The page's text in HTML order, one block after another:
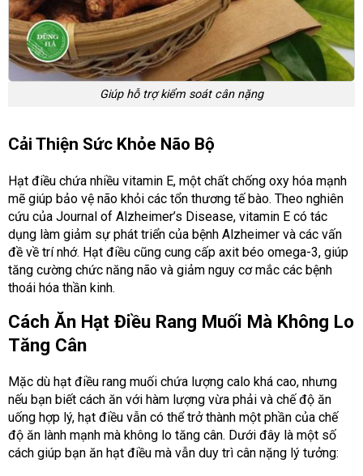
Giúp hỗ trợ kiểm soát cân nặng
Cải Thiện Sức Khỏe Não Bộ
Hạt điều chứa nhiều vitamin E, một chất chống oxy hóa mạnh
mẽ giúp bảo vệ não khỏi các tổn thương tế bào. Theo nghiên
cứu của Journal of Alzheimer’s Disease, vitamin E có tác
dụng làm giảm sự phát triển của bệnh Alzheimer và các vấn
đề về trí nhớ. Hạt điều cũng cung cấp axit béo omega-3, giúp
tăng cường chức năng não và giảm nguy cơ mắc các bệnh
thoái hóa thần kinh.
Cách Ăn Hạt Điều Rang Muối Mà Không Lo
Tăng Cân
Mặc dù hạt điều rang muối chứa lượng calo khá cao, nhưng
nếu bạn biết cách ăn với hàm lượng vừa phải và chế độ ăn
uống hợp lý, hạt điều vẫn có thể trở thành một phần của chế
độ ăn lành mạnh mà không lo tăng cân. Dưới đây là một số
cách giúp bạn ăn hạt điều mà vẫn duy trì cân nặng lý tưởng: